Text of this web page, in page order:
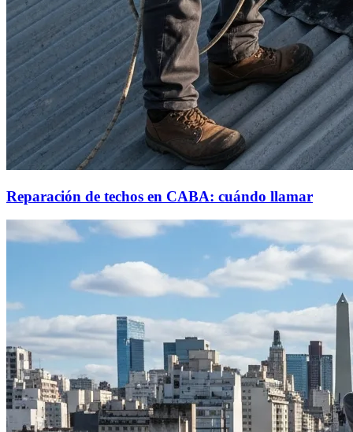
Reparación de techos en CABA: cuándo llamar